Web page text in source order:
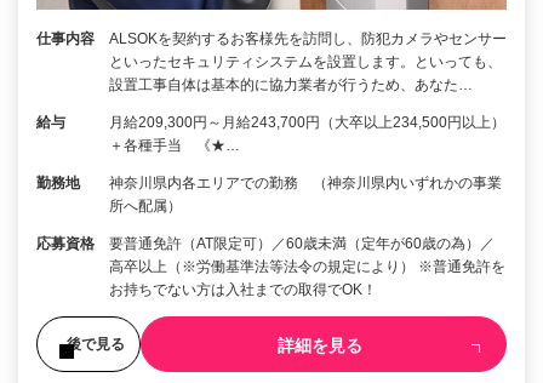
仕事内容
ALSOKを契約するお客様先を訪問し、防犯カメラやセンサー
といったセキュリティシステムを設置します。といっても、
設置工事自体は基本的に協力業者が行うため、あなた…
給与
月給209,300円～月給243,700円（大卒以上234,500円以上）
＋各種手当 《★…
勤務地
神奈川県内各エリアでの勤務 （神奈川県内いずれかの事業
所へ配属）
応募資格
要普通免許（AT限定可）／60歳未満（定年が60歳の為）／
高卒以上（※労働基準法等法令の規定により） ※普通免許を
お持ちでない方は入社までの取得でOK！
後で見る 詳細を見る